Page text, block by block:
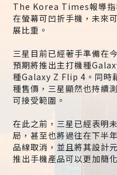
The Korea Times報導指
在螢幕可凹折手機，未來
展比重。
三星目前已經著手準備在
預期將推出主打機種
種Galaxy Z Flip 4。同時
種售價，三星顯然也持續
可接受範圍。
在此之前，三星已經表明
局，甚至也將過往在下半
品線取消，並且將其設計
推出手機產品可以更加簡化